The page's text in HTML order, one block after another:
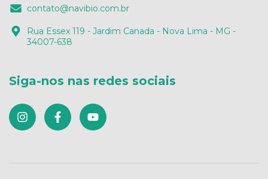
contato@navibio.com.br
Rua Essex 119 - Jardim Canada - Nova Lima - MG -
34007-638
Siga-nos nas redes sociais